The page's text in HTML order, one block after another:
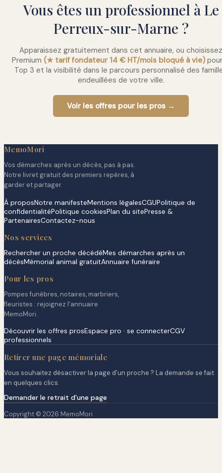
Vous êtes un professionnel à Le
Perreux-sur-Marne ?
Apparaissez gratuitement dans cet annuaire, ou choisissez
Premium (★ tarif fondateur 14 € HT/mois bloqué à vie)
Top 3 et la visibilité dans le parcours personnalisé des
endeuillées de votre ville.
Voir les offres pour les pros →
MemoMori
Vos démarches après un décès, pas à pas.
Notre livret gratuit des premiers repères, à
garder et partager.
À proposNotre manifesteMentions légalesCGUPolitique de
confidentialitéPolitique cookiesPlan du sitePresse &
PartenairesContactez-nous
Nos services
Rechercher un proche décédéMes démarches après un
décèsMémorial animal gratuitAnnuaire funéraire
Pour les pros
Pompes funèbres, notaires, marbriers,
fleuristes : rejoignez l'annuaire
MemoMori.
Découvrir les offres prosEspace pro · se connecterCGV
professionnels
Retirer une page mémoriale
Vous souhaitez désactiver la page d'un proche ? La demande se fait
en quelques clics.
Demander le retrait d'une page
Copyright © 2026 MemoMori